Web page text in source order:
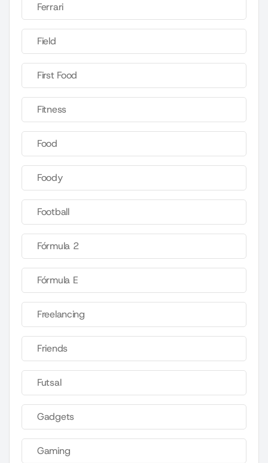
Ferrari
Field
First Food
Fitness
Food
Foody
Football
Fórmula 2
Fórmula E
Freelancing
Friends
Futsal
Gadgets
Gaming